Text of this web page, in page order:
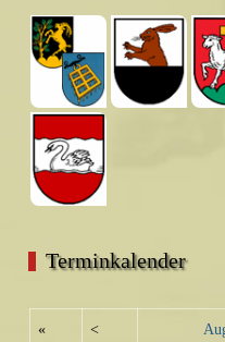
Terminkalender
« <